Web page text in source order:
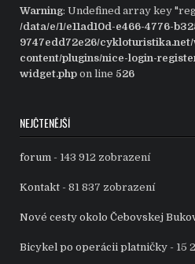
Warning: Undefined array key
/data/e/1/e11ad10d-e466-4776-
9747edd72e26/
content/plugins/nice-login-
widget.php on line 526
NEJČTENĚJŠÍ
forum - 143 912 zobrazení
Kontakt - 81 837 zobrazení
Nové cesty okolo Čebovskej
Bicykel po operácii platničky - 15